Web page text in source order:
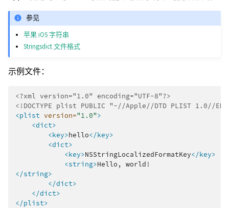
参见
苹果 iOS 字符串
Stringsdict 文件格式
示例文件：
<?xml version="1.0" encoding="UTF-8"?>
<!DOCTYPE plist PUBLIC "-//Apple//DTD PLIST 1.0//
<plist version="1.0">
<dict>
<key>hello</key>
<dict>
<key>NSStringLocalizedFormatKey</key>
<string>Hello,
</string>
</dict>
</dict>
</plist>